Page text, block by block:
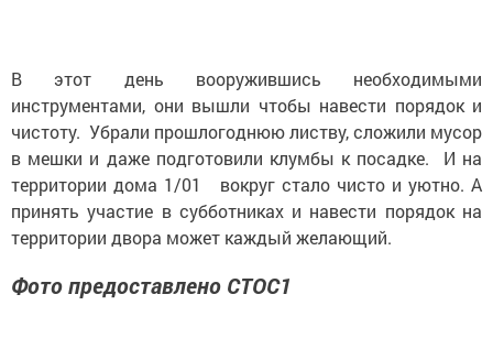
В этот день вооружившись необходимыми
инструментами, они вышли чтобы навести порядок и
чистоту. Убрали прошлогоднюю листву, сложили мусор
в мешки и даже подготовили клумбы к посадке. И на
территории дома 1/01 вокруг стало чисто и уютно. А
принять участие в субботниках и навести порядок на
территории двора может каждый желающий.
Фото предоставлено СТОС1